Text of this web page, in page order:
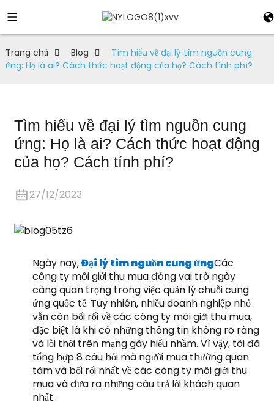
Trang chủ Blog
Tìm hiểu về đại lý tìm nguồn cung
ứng: Họ là ai? Cách thức hoạt động của họ? Cách tính phí?
Tìm hiểu về đại lý tìm nguồn cung
ứng: Họ là ai? Cách thức hoạt động
của họ? Cách tính phí?
27/12/2023
Ngày nay,Đại lý tìm nguồn cung ứngCác
công ty môi giới thu mua đóng vai trò ngày
càng quan trọng trong việc quản lý chuỗi cung
ứng quốc tế. Tuy nhiên, nhiều doanh nghiệp nhỏ
vẫn còn bối rối về các công ty môi giới thu mua,
đặc biệt là khi có những thông tin không rõ ràng
và lỗi thời trên mạng gây hiểu nhầm. Vì vậy, tôi đã
tổng hợp 8 câu hỏi mà người mua thường quan
tâm và bối rối nhất về các công ty môi giới thu
mua và đưa ra những câu trả lời khách quan
nhất.